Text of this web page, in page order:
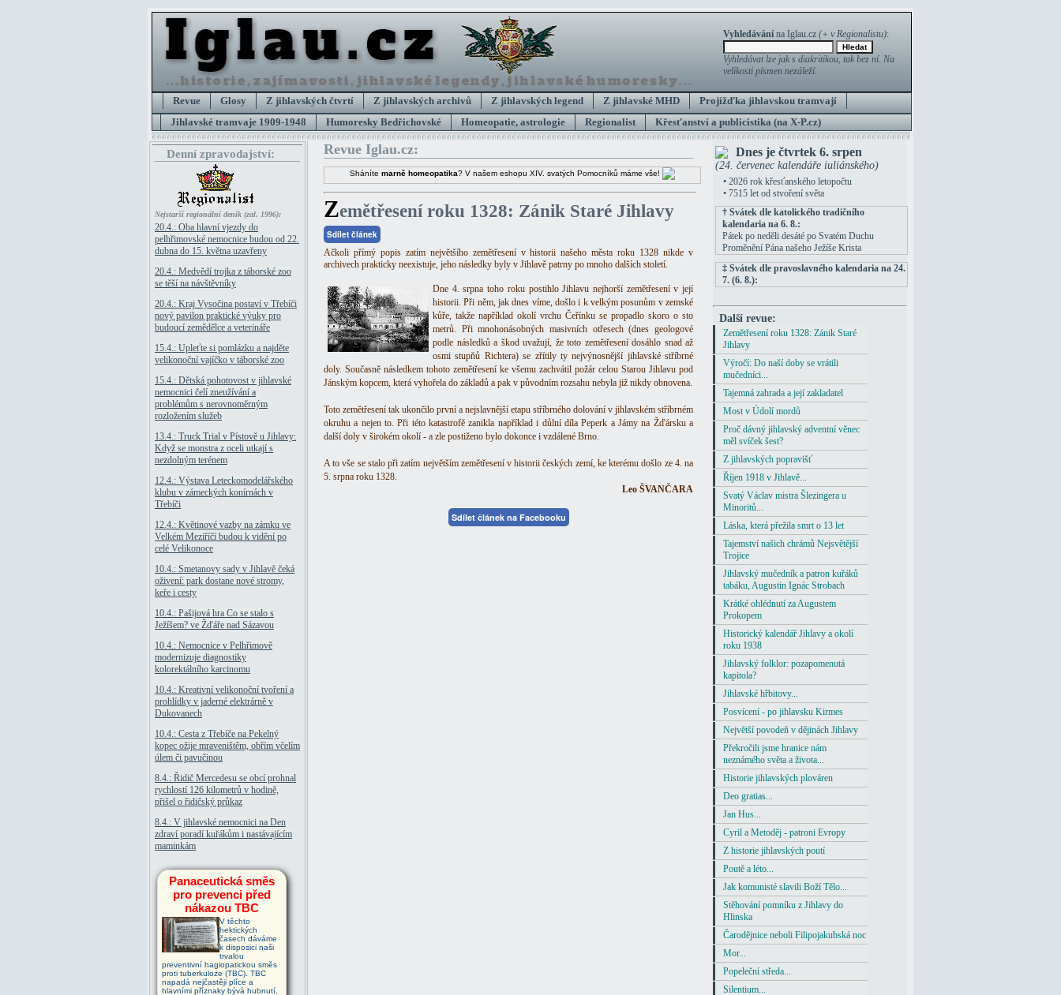
Vyhledávánína Iglau.cz (+ v Regionalistu):
Vyhledávat lze jak s diakritikou, tak bez ní. Na
velikosti písmen nezáleží.
Revue Glosy Z jihlavských čtvrtí Z jihlavských archivů Z jihlavských legend Z jihlavské MHD
Projížďka jihlavskou tramvají
Jihlavské tramvaje 1909-1948
Humoresky Bedřichovské Homeopatie, astrologie Regionalist Křesťanství a publicistika (na X-P.cz)
Denní zpravodajství:
Nejstarší regionální deník (zal. 1996):
20.4.: Oba hlavní vjezdy do
pelhřimovské nemocnice budou od 22.
dubna do 15. května uzavřeny
20.4.: Medvědí trojka z táborské zoo
se těší na návštěvníky
20.4.: Kraj Vysočina postaví v Třebíči
nový pavilon praktické výuky pro
budoucí zemědělce a veterináře
15.4.: Upleťte si pomlázku a najděte
velikonoční vajíčko v táborské zoo
15.4.: Dětská pohotovost v jihlavské
nemocnici čelí zneužívání a
problémům s nerovnoměrným
rozložením služeb
13.4.: Truck Trial v Pístově u Jihlavy:
Když se monstra z oceli utkají s
nezdolným terénem
12.4.: Výstava Leteckomodelářského
klubu v zámeckých konírnách v
Třebíči
12.4.: Květinové vazby na zámku ve
Velkém Meziříčí budou k vidění po
celé Velikonoce
10.4.: Smetanovy sady v Jihlavě čeká
oživení: park dostane nové stromy,
keře i cesty
10.4.: Pašijová hra Co se stalo s
Ježíšem? ve Žďáře nad Sázavou
10.4.: Nemocnice v Pelhřimově
modernizuje diagnostiky
kolorektálního karcinomu
10.4.: Kreativní velikonoční tvoření a
prohlídky v jaderné elektrárně v
Dukovanech
10.4.: Cesta z Třebíče na Pekelný
kopec ožije mraveništěm, obřím včelím
úlem či pavučinou
8.4.: Řidič Mercedesu se obcí prohnal
rychlostí 126 kilometrů v hodině,
přišel o řidičský průkaz
8.4.: V jihlavské nemocnici na Den
zdraví poradí kuřákům i nastávajícím
maminkám
Panaceutická směs
pro prevenci před
nákazou TBC
V těchto
hektických
časech dáváme
k disposici naši
trvalou
preventivní hagiopatickou směs
proti tuberkuloze (TBC). TBC
napadá nejčastěji plíce a
hlavními příznaky bývá hubnutí,
Revue Iglau.cz:
Sháníte marně homeopatika? V našem eshopu XIV. svatých Pomocníků máme vše!
Zemětřesení roku 1328: Zánik Staré Jihlavy
Sdílet článek
Ačkoli přímý popis zatím největšího zemětřesení v historii našeho města roku 1328 nikde v
archivech prakticky neexistuje, jeho následky byly v Jihlavě patrny po mnoho dalších století.
Dne 4. srpna toho roku postihlo Jihlavu nejhorší zemětřesení v její
historii. Při něm, jak dnes víme, došlo i k velkým posunům v zemské
kůře, takže například okolí vrchu Čeřínku se propadlo skoro o sto
metrů. Při mnohonásobných masivních otřesech (dnes geologové
podle následků a škod uvažují, že toto zemětřesení dosáhlo snad až
osmi stupňů Richtera) se zřítily ty nejvýnosnější jihlavské stříbrné
doly. Současně následkem tohoto zemětřesení ke všemu zachvátil požár celou Starou Jihlavu pod
Jánským kopcem, která vyhořela do základů a pak v původním rozsahu nebyla již nikdy obnovena.
Toto zemětřesení tak ukončilo první a nejslavnější etapu stříbrného dolování v jihlavském stříbrném
okruhu a nejen to. Při této katastrofě zanikla například i důlní díla Peperk a Jámy na Žďársku a
další doly v širokém okolí - a zle postiženo bylo dokonce i vzdálené Brno.
A to vše se stalo při zatím největším zemětřesení v historii českých zemí, ke kterému došlo ze 4. na
5. srpna roku 1328.
Leo ŠVANČARA
Sdílet článek na Facebooku
Dnes je čtvrtek 6. srpen
(24. červenec kalendáře iuliánského)
• 2026 rok křesťanského letopočtu
• 7515 let od stvoření světa
† Svátek dle katolického tradičního
kalendaria na 6. 8.:
Pátek po neděli desáté po Svatém Duchu
Proměnění Pána našeho Ježíše Krista
‡ Svátek dle pravoslavného kalendaria na 24.
7. (6. 8.):
Další revue:
Zemětřesení roku 1328: Zánik Staré
Jihlavy
Výročí: Do naší doby se vrátili
mučedníci...
Tajemná zahrada a její zakladatel
Most v Údolí mordů
Proč dávný jihlavský adventní věnec
měl svíček šest?
Z jihlavských popravišť
Říjen 1918 v Jihlavě...
Svatý Václav mistra Šlezingera u
Minoritů...
Láska, která přežila smrt o 13 let
Tajemství našich chrámů Nejsvětější
Trojice
Jihlavský mučedník a patron kuřáků
tabáku, Augustin Ignác Strobach
Krátké ohlédnutí za Augustem
Prokopem
Historický kalendář Jihlavy a okolí
roku 1938
Jihlavský folklor: pozapomenutá
kapitola?
Jihlavské hřbitovy...
Posvícení - po jihlavsku Kirmes
Největší povodeň v dějinách Jihlavy
Překročili jsme hranice nám
neznámého světa a života...
Historie jihlavských plováren
Deo gratias...
Jan Hus...
Cyril a Metoděj - patroni Evropy
Z historie jihlavských poutí
Poutě a léto...
Jak komunisté slavili Boží Tělo...
Stěhování pomníku z Jihlavy do
Hlinska
Čarodějnice neboli Filipojakubská noc
Mor...
Popeleční středa...
Silentium...